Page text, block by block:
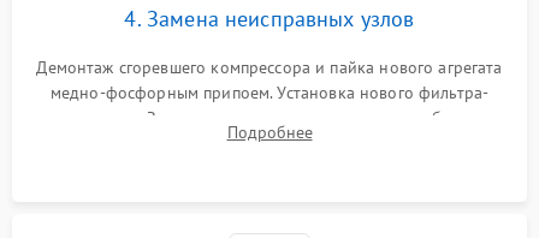
4. Замена неисправных узлов
Демонтаж сгоревшего компрессора и пайка нового агрегата
медно-фосфорным припоем. Установка нового фильтра-
осушителя. Замена изношенных вентиляторов обдува,
сломанных заслонок или поврежденных дверных петель.
Подробнее